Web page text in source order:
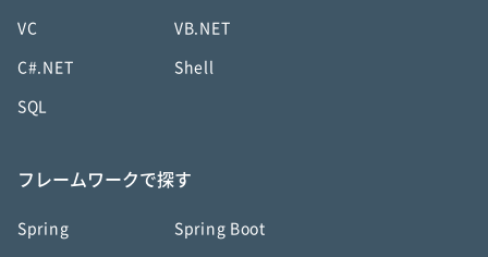
VC VB.NET
C#.NET Shell
SQL
フレームワークで探す
Spring Spring Boot